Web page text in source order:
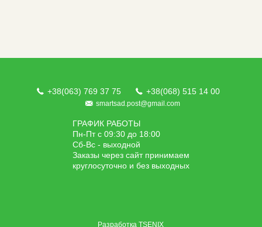
+38(063) 769 37 75 +38(068) 515 14 00
smartsad.post@gmail.com
ГРАФИК РАБОТЫ
Пн-Пт с 09:30 до 18:00
Сб-Вс - выходной
Заказы через сайт принимаем
круглосуточно и без выходных
РазработкаTSENIX